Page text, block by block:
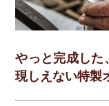
やっと完成した
現しえない特製